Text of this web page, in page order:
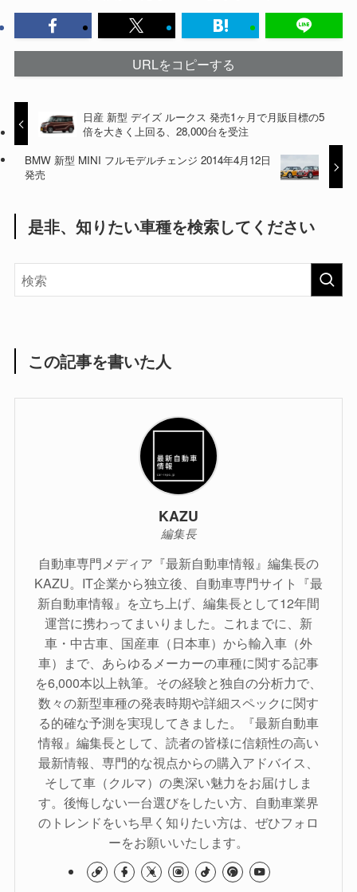
URLをコピーする
日産 新型 デイズ ルークス 発売1ヶ月で月販目標の5
倍を大きく上回る、28,000台を受注
BMW 新型 MINI フルモデルチェンジ 2014年4月12日
発売
是非、知りたい車種を検索してください
この記事を書いた人
KAZU
編集長
自動車専門メディア『最新自動車情報』編集長の
KAZU。IT企業から独立後、自動車専門サイト『最
新自動車情報』を立ち上げ、編集長として12年間
運営に携わってまいりました。これまでに、新
車・中古車、国産車（日本車）から輸入車（外
車）まで、あらゆるメーカーの車種に関する記事
を6,000本以上執筆。その経験と独自の分析力で、
数々の新型車種の発表時期や詳細スペックに関す
る的確な予測を実現してきました。『最新自動車
情報』編集長として、読者の皆様に信頼性の高い
最新情報、専門的な視点からの購入アドバイス、
そして車（クルマ）の奥深い魅力をお届けしま
す。後悔しない一台選びをしたい方、自動車業界
のトレンドをいち早く知りたい方は、ぜひフォロ
ーをお願いいたします。